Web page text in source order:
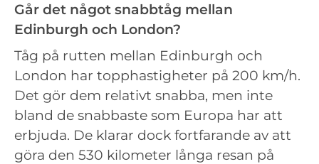
Går det något snabbtåg mellan
Edinburgh och London?
Tåg på rutten mellan Edinburgh och
London har topphastigheter på 200 km/h.
Det gör dem relativt snabba, men inte
bland de snabbaste som Europa har att
erbjuda. De klarar dock fortfarande av att
göra den 530 kilometer långa resan på